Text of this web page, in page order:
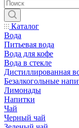
Каталог
Вода
Питьевая вода
Вода для кофе
Вода в стекле
Дистиллированная
Безалкогольные
Лимонады
Напитки
Чай
Черный чай